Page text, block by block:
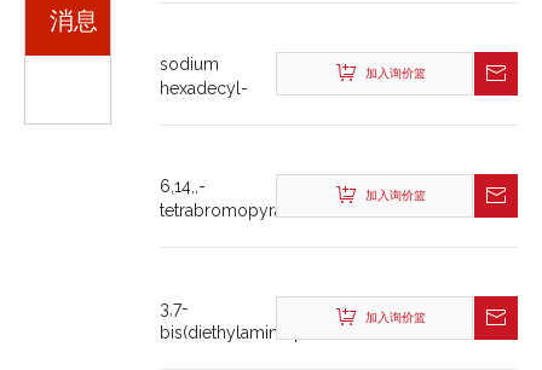
消息
sodium
hexadecyl-
加入询价篮
6,14,,-
tetrabromopyranthrene-
加入询价篮
3,7-
bis(diethylamino)phenoxazin-
加入询价篮